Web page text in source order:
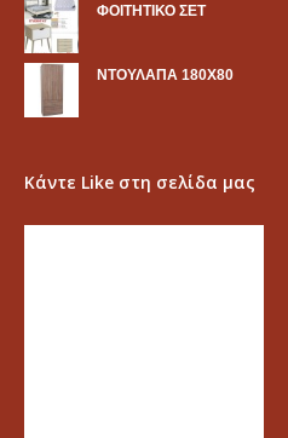
ΦΟΙΤΗΤΙΚΟ ΣΕΤ
ΝΤΟΥΛΑΠΑ 180Χ80
Κάντε Like στη σελίδα μας